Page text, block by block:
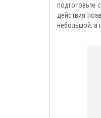
подготовьте
действия
небольшой, а